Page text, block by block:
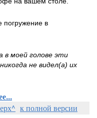
погружение в
в моей голове эти
не видел(а) их
к полной версии